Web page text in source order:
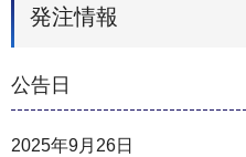
発注情報
公告日
2025年9月26日